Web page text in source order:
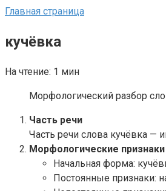
Главная страница
кучёвка
На чтение: 1 мин
Морфологический разбор
Часть речи
Часть речи слова кучёвка —
Морфологические признаки
Начальная форма:
Постоянные признаки: